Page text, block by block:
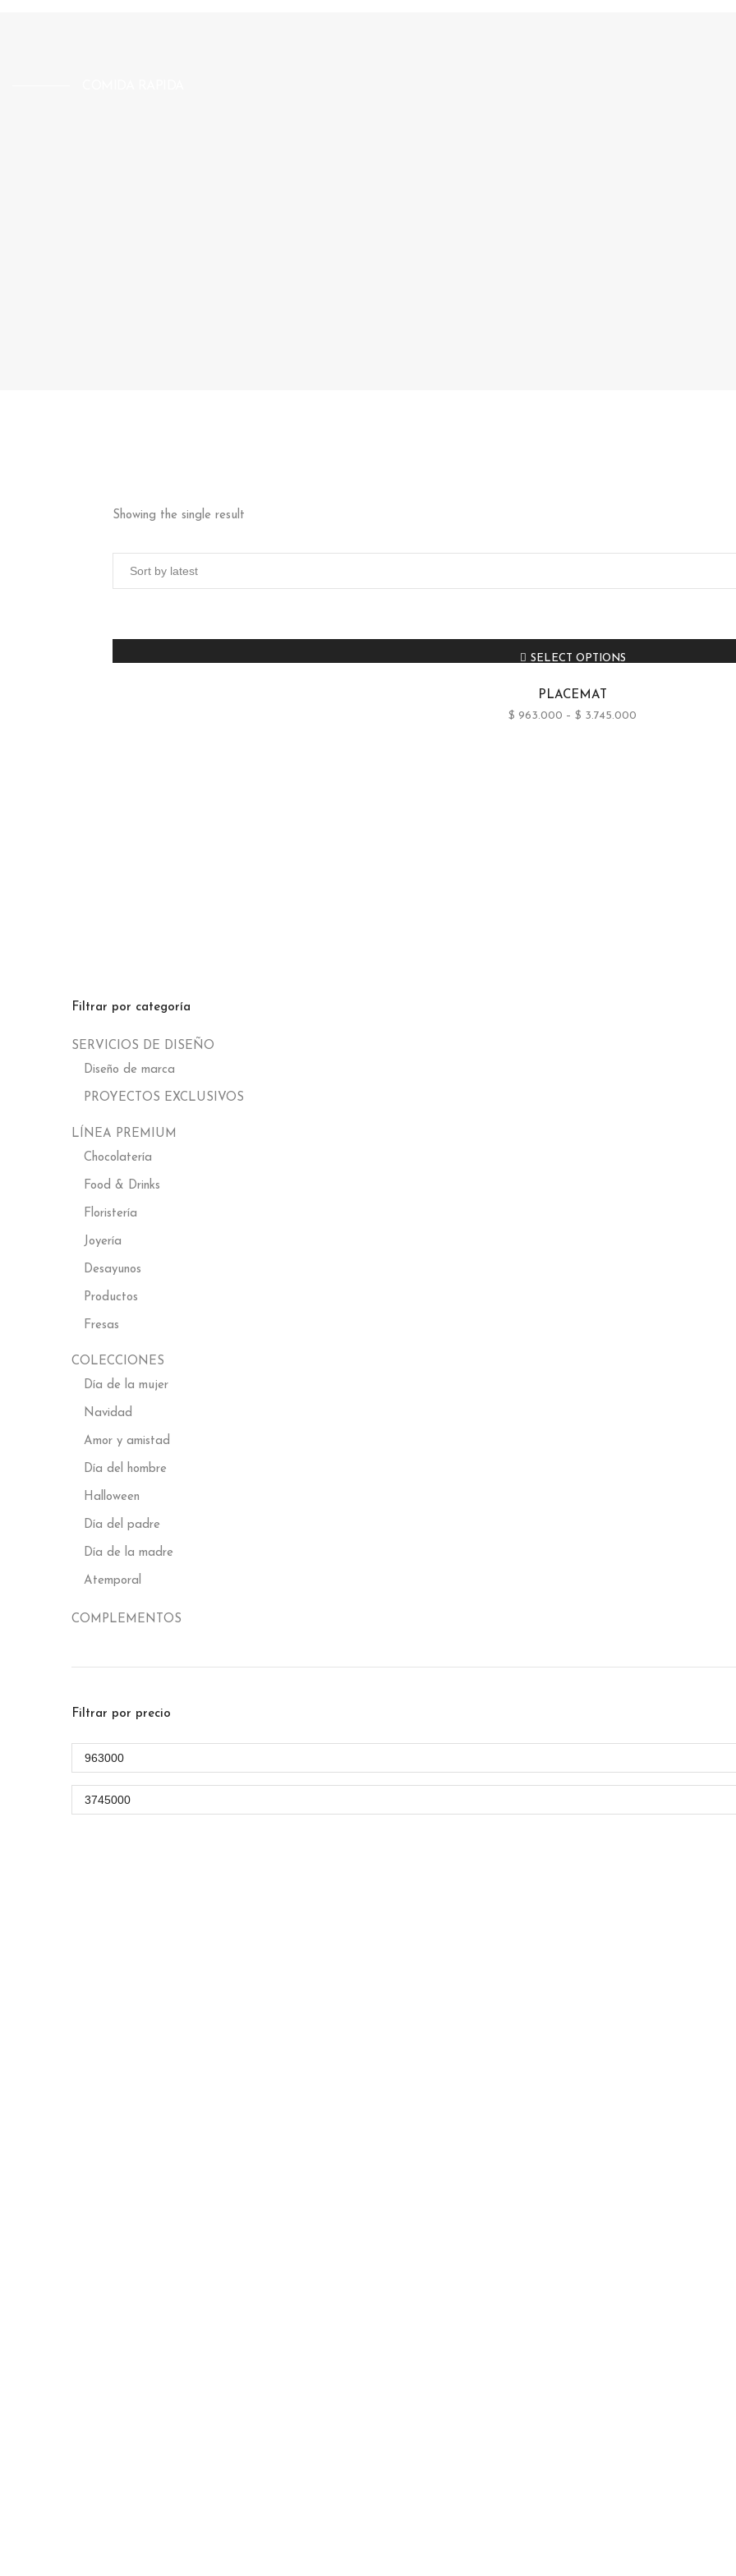
Showing the single result
SELECT OPTIONS
PULSO Empaques Premium 18/08/2022
PLACEMAT
$ 963.000 – $ 3.745.000
Filtrar por categoría
SERVICIOS DE DISEÑO
Diseño de marca
PROYECTOS EXCLUSIVOS
LÍNEA PREMIUM
Chocolatería
Food & Drinks
Floristería
Joyería
Desayunos
Productos
Fresas
COLECCIONES
Día de la mujer
Navidad
Amor y amistad
Día del hombre
Halloween
Día del padre
Día de la madre
Atemporal
COMPLEMENTOS
Filtrar por precio